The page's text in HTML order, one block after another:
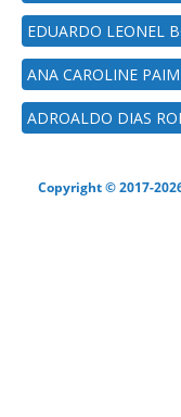
EDUARDO LEONEL
ANA CAROLINE
ADROALDO DIAS
Copyright © 2017-